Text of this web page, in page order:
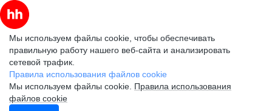
Мы используем файлы cookie, чтобы обеспечивать
правильную работу нашего веб-сайта и анализировать
сетевой трафик.
Правила использования файлов cookie
Мы используем файлы cookie. Правила использования
файлов cookie